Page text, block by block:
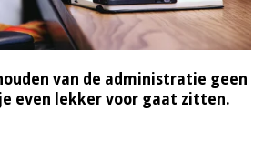
van de administratie geen
even lekker voor gaat zitten.